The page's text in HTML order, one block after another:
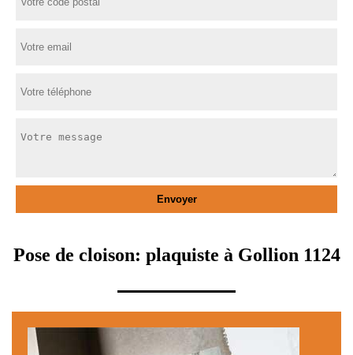
Pose de cloison: plaquiste à Gollion 1124